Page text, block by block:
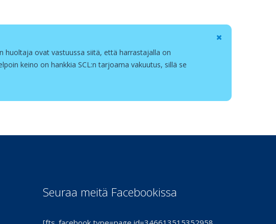
huoltaja ovat vastuussa siitä, että harrastajalla on
keino on hankkia SCL:n tarjoama vakuutus, sillä se
Seuraa meitä Facebookissa